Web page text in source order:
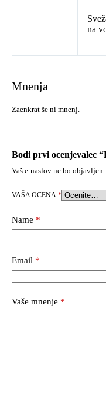
na
Mnenja
Zaenkrat še ni mnenj.
Bodi prvi ocenjevalec
Vaš e-naslov ne bo objavljen.
VAŠA OCENA *
Name *
Email *
Vaše mnenje *